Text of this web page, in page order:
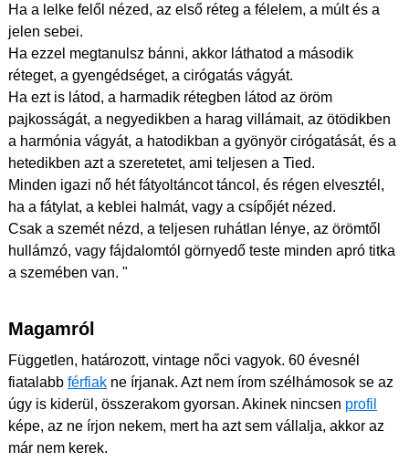
Ha a lelke felől nézed, az első réteg a félelem, a múlt és a
jelen sebei.
Ha ezzel megtanulsz bánni, akkor láthatod a második
réteget, a gyengédséget, a cirógatás vágyát.
Ha ezt is látod, a harmadik rétegben látod az öröm
pajkosságát, a negyedikben a harag villámait, az ötödikben
a harmónia vágyát, a hatodikban a gyönyör cirógatását, és a
hetedikben azt a szeretetet, ami teljesen a Tied.
Minden igazi nő hét fátyoltáncot táncol, és régen elvesztél,
ha a fátylat, a keblei halmát, vagy a csípőjét nézed.
Csak a szemét nézd, a teljesen ruhátlan lénye, az örömtől
hullámzó, vagy fájdalomtól görnyedő teste minden apró titka
a szemében van. "
Magamról
Független, határozott, vintage nőci vagyok. 60 évesnél
fiatalabb férfiak ne írjanak. Azt nem írom szélhámosok se az
úgy is kiderül, összerakom gyorsan. Akinek nincsen profil
képe, az ne írjon nekem, mert ha azt sem vállalja, akkor az
már nem kerek.